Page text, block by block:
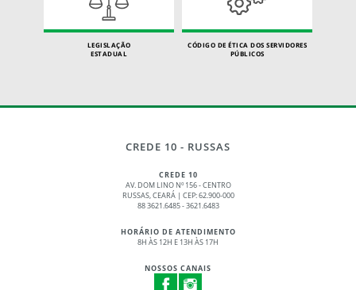
LEGISLAÇÃO
ESTADUAL
CÓDIGO DE ÉTICA DOS SERVIDORES
PÚBLICOS
CREDE 10 - RUSSAS
CREDE 10
AV. DOM LINO Nº 156 - CENTRO
RUSSAS, CEARÁ | CEP: 62.900-000
88 3621.6485 - 3621.6483
HORÁRIO DE ATENDIMENTO
8H ÀS 12H E 13H ÀS 17H
NOSSOS CANAIS